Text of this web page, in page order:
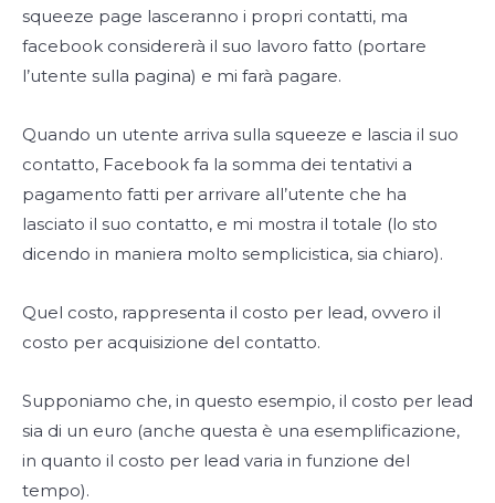
squeeze page lasceranno i propri contatti, ma
facebook considererà il suo lavoro fatto (portare
l’utente sulla pagina) e mi farà pagare.
Quando un utente arriva sulla squeeze e lascia il suo
contatto, Facebook fa la somma dei tentativi a
pagamento fatti per arrivare all’utente che ha
lasciato il suo contatto, e mi mostra il totale (lo sto
dicendo in maniera molto semplicistica, sia chiaro).
Quel costo, rappresenta il costo per lead, ovvero il
costo per acquisizione del contatto.
Supponiamo che, in questo esempio, il costo per lead
sia di un euro (anche questa è una esemplificazione,
in quanto il costo per lead varia in funzione del
tempo).